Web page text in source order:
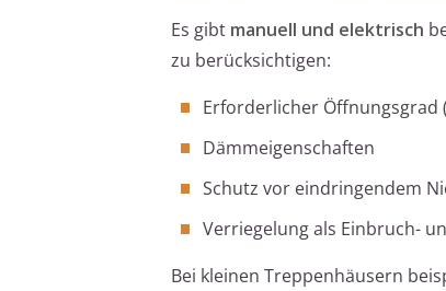
Es gibt manuell und elektrisch
zu berücksichtigen:
Erforderlicher Öffnungsgrad
Dämmeigenschaften
Schutz vor eindringendem
Verriegelung als Einbruch-
Bei kleinen Treppenhäusern